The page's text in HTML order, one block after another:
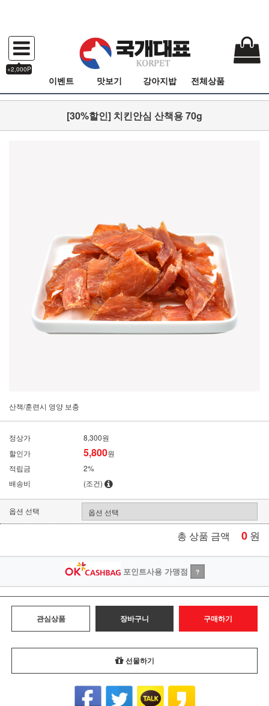
+2,000P
이벤트 맛보기 강아지밥 전체상품
[30%할인] 치킨안심 산책용 70g
산책/훈련시 영양 보충
정상가
8,300원
할인가
5,800원
적립금
2%
배송비
(조건)
옵션 선택
총 상품 금액 0 원
포인트사용 가맹점 ?
관심상품 장바구니 구매하기
선물하기